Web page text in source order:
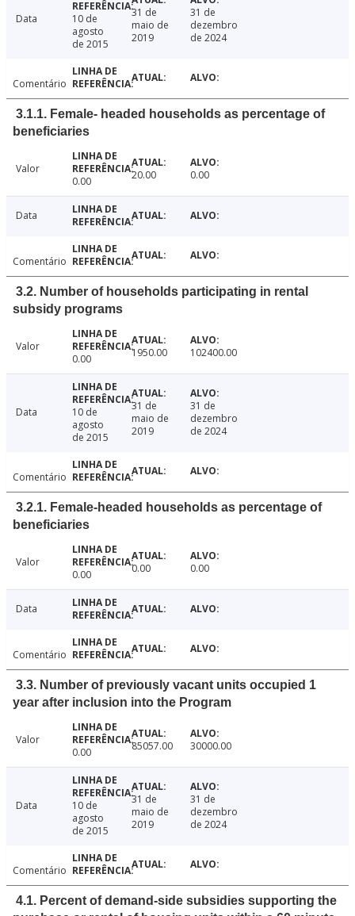
Data
10 de
agosto
de 2015
31 de
maio de
2019
31 de
dezembro
de 2024
Comentário
3.1.1. Female- headed households as percentage of
beneficiaries
Valor
0.00
20.00 0.00
Data
Comentário
3.2. Number of households participating in rental
subsidy programs
Valor
0.00
1950.00 102400.00
Data
10 de
agosto
de 2015
31 de
maio de
2019
31 de
dezembro
de 2024
Comentário
3.2.1. Female-headed households as percentage of
beneficiaries
Valor
0.00
0.00 0.00
Data
Comentário
3.3. Number of previously vacant units occupied 1
year after inclusion into the Program
Valor
0.00
85057.00 30000.00
Data
10 de
agosto
de 2015
31 de
maio de
2019
31 de
dezembro
de 2024
Comentário
4.1. Percent of demand-side subsidies supporting the